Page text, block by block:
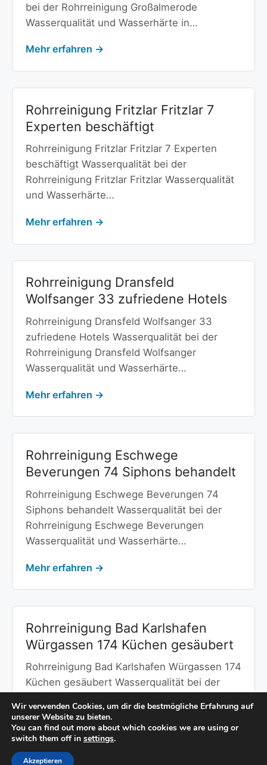
bei der Rohrreinigung Großalmerode
Wasserqualität und Wasserhärte in…
Mehr erfahren →
Rohrreinigung Fritzlar Fritzlar 7
Experten beschäftigt
Rohrreinigung Fritzlar Fritzlar 7 Experten
beschäftigt Wasserqualität bei der
Rohrreinigung Fritzlar Fritzlar Wasserqualität
und Wasserhärte…
Mehr erfahren →
Rohrreinigung Dransfeld
Wolfsanger 33 zufriedene Hotels
Rohrreinigung Dransfeld Wolfsanger 33
zufriedene Hotels Wasserqualität bei der
Rohrreinigung Dransfeld Wolfsanger
Wasserqualität und Wasserhärte…
Mehr erfahren →
Rohrreinigung Eschwege
Beverungen 74 Siphons behandelt
Rohrreinigung Eschwege Beverungen 74
Siphons behandelt Wasserqualität bei der
Rohrreinigung Eschwege Beverungen
Wasserqualität und Wasserhärte…
Mehr erfahren →
Rohrreinigung Bad Karlshafen
Würgassen 174 Küchen gesäubert
Rohrreinigung Bad Karlshafen Würgassen 174
Küchen gesäubert Wasserqualität bei der
Wasserqualität…
Mehr erfahren →
Wir verwenden Cookies, um dir die bestmögliche Erfahrung auf
unserer Website zu bieten.
You can find out more about which cookies we are using or
switch them off in settings.
Akzeptieren